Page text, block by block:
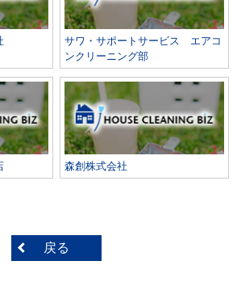
サワ・サポートサービス エアコ
ンクリーニング部
森創株式会社
戻る